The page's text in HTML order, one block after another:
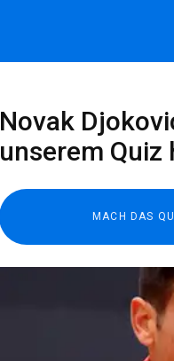
Novak
unserem Quiz